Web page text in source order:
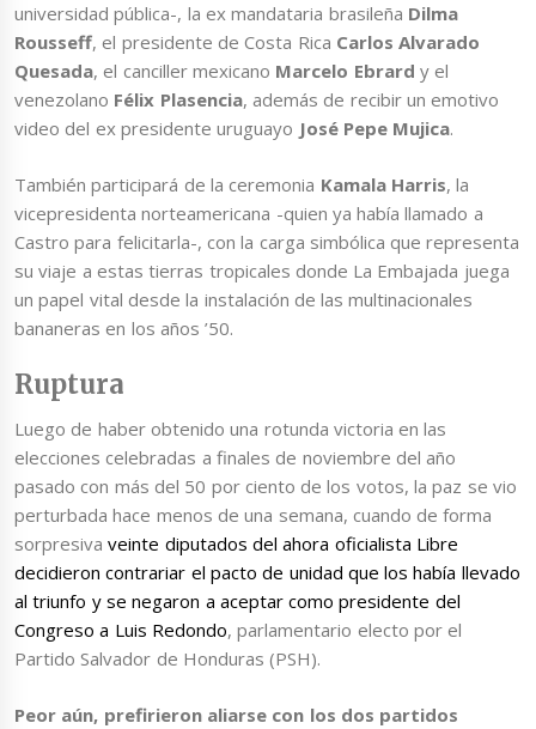
universidad pública-, la ex mandataria brasileña Dilma
Rousseff, el presidente de Costa Rica Carlos Alvarado
Quesada, el canciller mexicano Marcelo Ebrard y el
venezolano Félix Plasencia, además de recibir un emotivo
video del ex presidente uruguayo José Pepe Mujica.
También participará de la ceremonia Kamala Harris, la
vicepresidenta norteamericana -quien ya había llamado a
Castro para felicitarla-, con la carga simbólica que representa
su viaje a estas tierras tropicales donde La Embajada juega
un papel vital desde la instalación de las multinacionales
bananeras en los años ’50.
Ruptura
Luego de haber obtenido una rotunda victoria en las
elecciones celebradas a finales de noviembre del año
pasado con más del 50 por ciento de los votos, la paz se vio
perturbada hace menos de una semana, cuando de forma
sorpresiva veinte diputados del ahora oficialista Libre
decidieron contrariar el pacto de unidad que los había llevado
al triunfo y se negaron a aceptar como presidente del
Congreso a Luis Redondo, parlamentario electo por el
Partido Salvador de Honduras (PSH).
Peor aún, prefirieron aliarse con los dos partidos